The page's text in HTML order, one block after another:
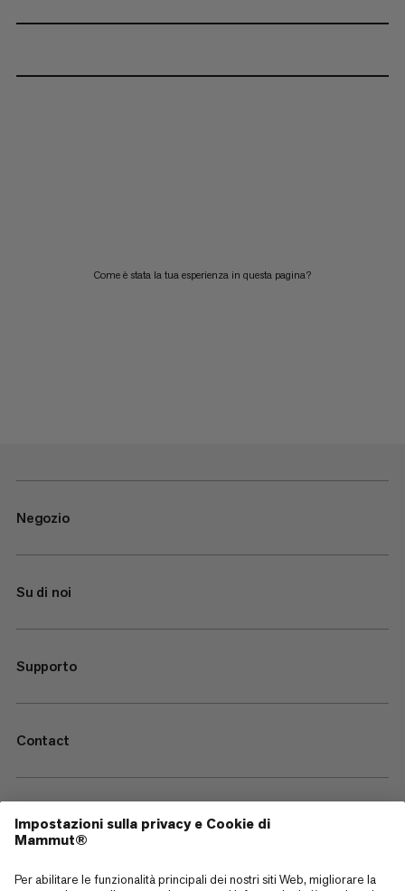
Come è stata la tua esperienza in questa pagina?
Negozio
Su di noi
Supporto
Contact